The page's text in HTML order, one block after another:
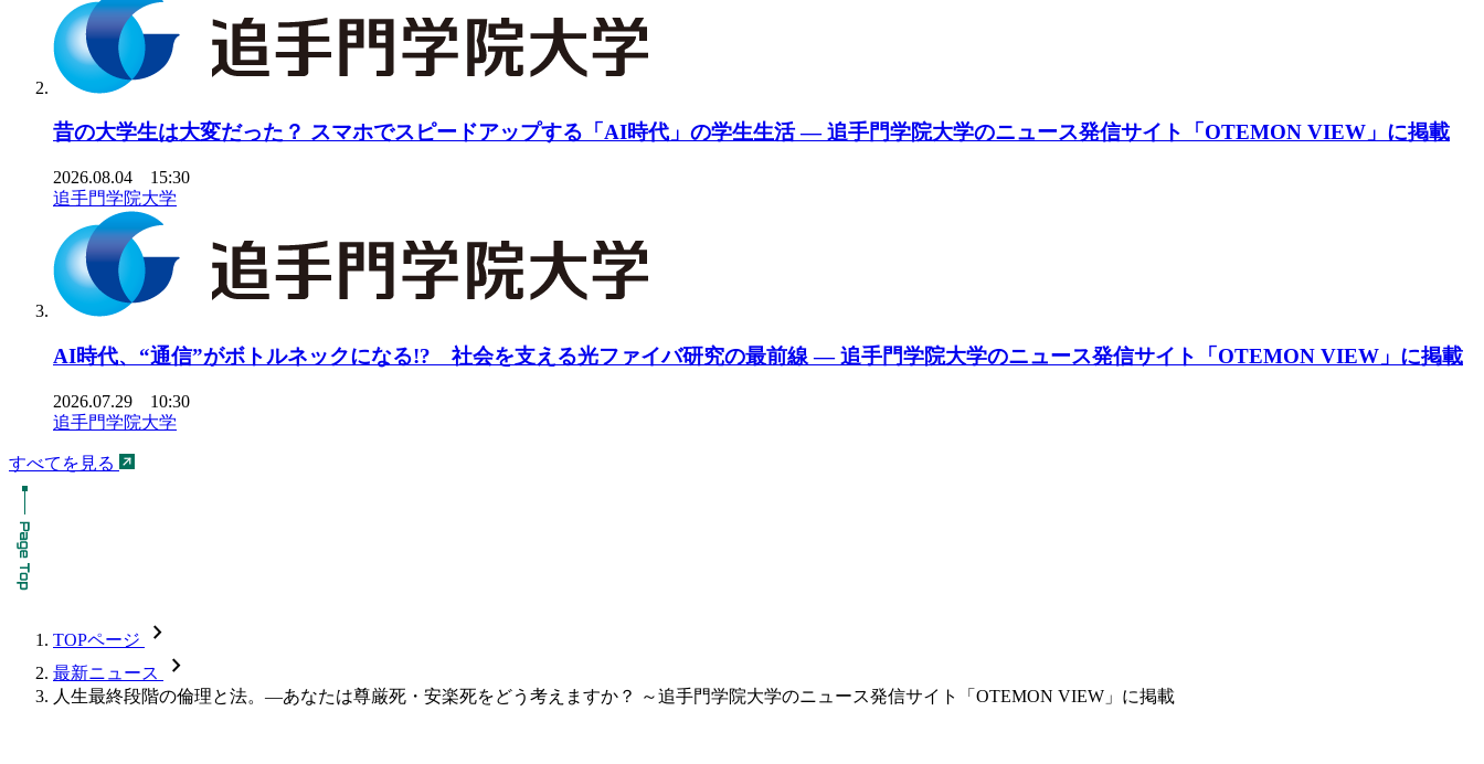
昔の大学生は大変だった？ スマホでスピードアップする「AI時代」の学生生活 ― 追手門学院大学のニュース発信サイト「OTEMON VIEW」に掲載
2026.08.04 15:30
追手門学院大学
AI時代、“通信”がボトルネックになる!? 社会を支える光ファイバ研究の最前線 ― 追手門学院大学のニュース発信サイト「OTEMON VIEW」に掲載
2026.07.29 10:30
追手門学院大学
すべてを見る
TOPページ chevron_forward
最新ニュース chevron_forward
人生最終段階の倫理と法。―あなたは尊厳死・安楽死をどう考えますか？ ～追手門学院大学のニュース発信サイト「OTEMON VIEW」に掲載